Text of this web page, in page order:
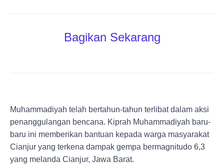
Bagikan Sekarang
Muhammadiyah telah bertahun-tahun terlibat dalam aksi
penanggulangan bencana. Kiprah Muhammadiyah baru-
baru ini memberikan bantuan kepada warga masyarakat
Cianjur yang terkena dampak gempa bermagnitudo 6,3
yang melanda Cianjur, Jawa Barat.